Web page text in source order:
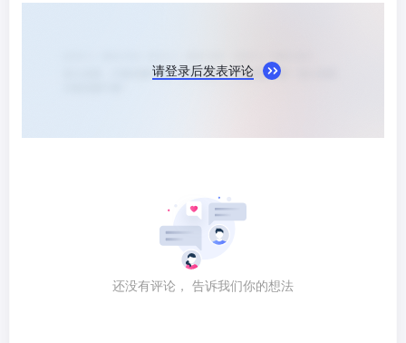
请登录后发表评论
还没有评论， 告诉我们你的想法